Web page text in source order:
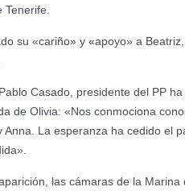
su «cariño» y «apoyo» a
Casado, presidente del PP
de Olivia: «Nos conmociona
Anna. La esperanza ha cedido el
las cámaras de la Marina